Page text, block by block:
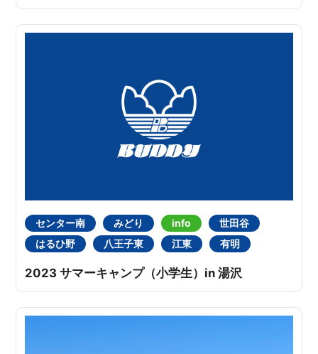
センター南 みどり info
世田谷
はるひ野
八王子東 江東 有明
2023 サマーキャンプ（小学生）in 湯沢